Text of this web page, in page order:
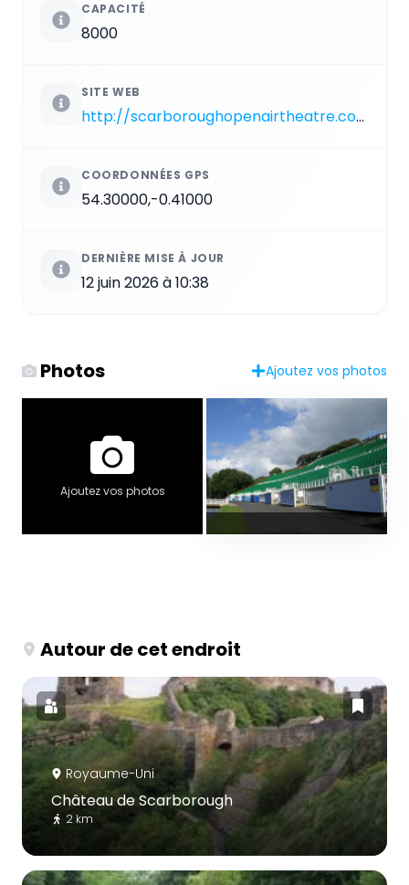
CAPACITÉ
8000
SITE WEB
http://scarboroughopenairtheatre.com
COORDONNÉES GPS
54.30000,-0.41000
DERNIÈRE MISE À JOUR
12 juin 2026 à 10:38
Photos Ajoutez vos photos
Ajoutez vos photos
Autour de cet endroit
Royaume-Uni
Château de Scarborough
2 km